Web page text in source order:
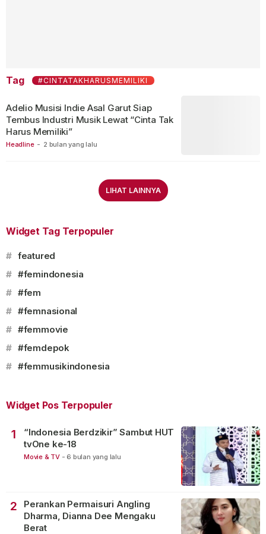
Tag #CINTATAKHARUSMEMILIKI
Headline - 2 bulan yang lalu
Adelio Musisi Indie Asal Garut Siap
Tembus Industri Musik Lewat “Cinta Tak
Harus Memiliki”
LIHAT LAINNYA
Widget Tag Terpopuler
# featured
# #femindonesia
# #fem
# #femnasional
# #femmovie
# #femdepok
# #femmusikindonesia
Widget Pos Terpopuler
1
“Indonesia Berdzikir” Sambut HUT
tvOne ke-18
Movie & TV - 6 bulan yang lalu
2
Perankan Permaisuri Angling
Dharma, Dianna Dee Mengaku
Berat